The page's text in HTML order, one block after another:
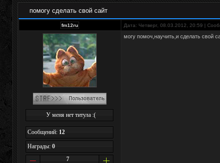
помогу сделать свой сайт
fm12ru Дата: Четверг, 08.03.2012, 20:59 |
У меня нет титула :(
Сообщений: 12
Награды: 0
7
могу помоч,научить,и сделать свой